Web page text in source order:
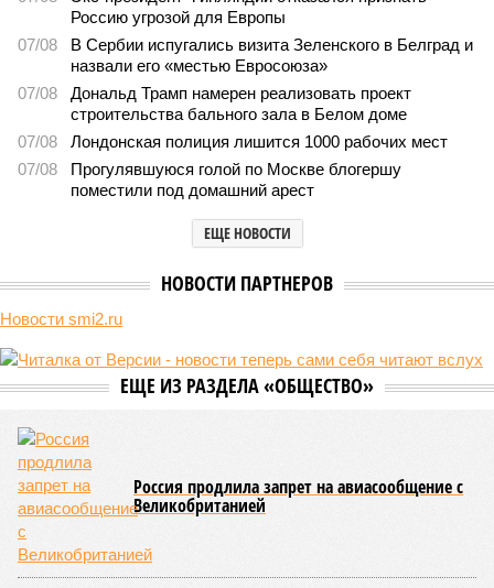
Земля уже не раз показывала человечеству свой крутой
нрав – когда покажет снова?
Последние времена
Земля уже не раз показывала человечеству свой крутой нрав – когда
покажет снова? (фото: АР-ТАСС)
Природа постоянно вступает в противоречие с нами. Ведь пока
она стремится всё на планете держать в балансе, человечество
массовые катастрофы в прошлом – какими они были? Какие
ждут нас со дня на день и чем грозят?
Рассказ
последствия очередного апокалипсиса, искусственно
вызванного группой биологов, называется «Конец всей
этой мерзости». В реальной жизни участия пытливых
исследователей в организации конца света может не
понадобиться: природа сама разберётся, как и где
уменьшить масштабы человеческой популяции.